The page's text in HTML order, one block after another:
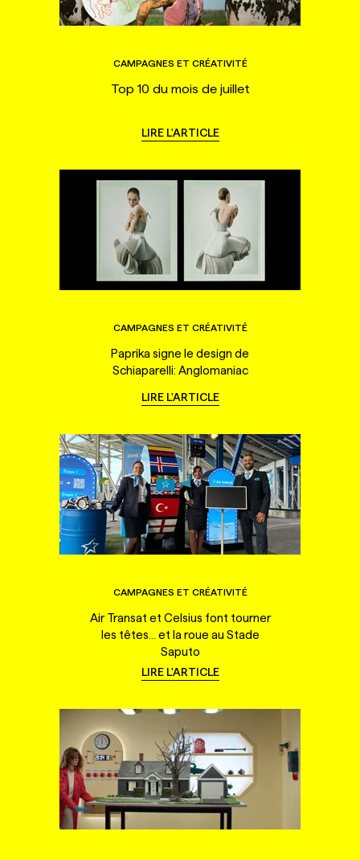
CAMPAGNES ET CRÉATIVITÉ
Top 10 du mois de juillet
LIRE L'ARTICLE
CAMPAGNES ET CRÉATIVITÉ
Paprika signe le design de
Schiaparelli: Anglomaniac
LIRE L'ARTICLE
CAMPAGNES ET CRÉATIVITÉ
Air Transat et Celsius font tourner
les têtes... et la roue au Stade
Saputo
LIRE L'ARTICLE